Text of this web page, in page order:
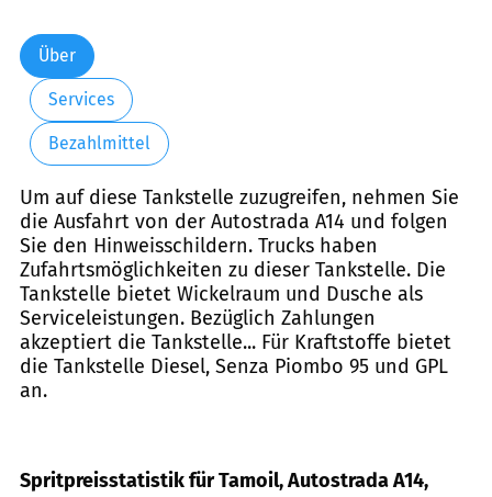
Über
Services
Bezahlmittel
Um auf diese Tankstelle zuzugreifen, nehmen Sie
die Ausfahrt von der Autostrada A14 und folgen
Sie den Hinweisschildern. Trucks haben
Zufahrtsmöglichkeiten zu dieser Tankstelle. Die
Tankstelle bietet Wickelraum und Dusche als
Serviceleistungen. Bezüglich Zahlungen
akzeptiert die Tankstelle... Für Kraftstoffe bietet
die Tankstelle Diesel, Senza Piombo 95 und GPL
an.
Spritpreisstatistik für Tamoil, Autostrada A14,